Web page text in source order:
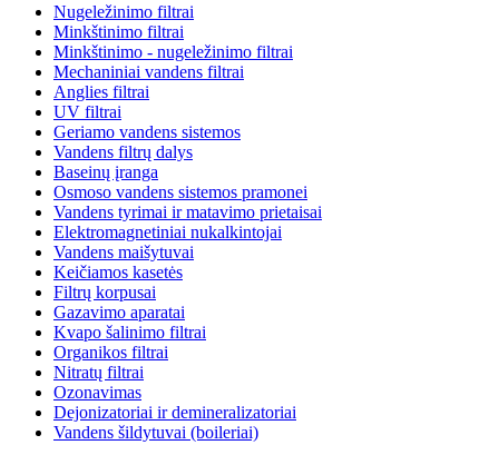
Nugeležinimo filtrai
Minkštinimo filtrai
Minkštinimo - nugeležinimo filtrai
Mechaniniai vandens filtrai
Anglies filtrai
UV filtrai
Geriamo vandens sistemos
Vandens filtrų dalys
Baseinų įranga
Osmoso vandens sistemos pramonei
Vandens tyrimai ir matavimo prietaisai
Elektromagnetiniai nukalkintojai
Vandens maišytuvai
Keičiamos kasetės
Filtrų korpusai
Gazavimo aparatai
Kvapo šalinimo filtrai
Organikos filtrai
Nitratų filtrai
Ozonavimas
Dejonizatoriai ir demineralizatoriai
Vandens šildytuvai (boileriai)